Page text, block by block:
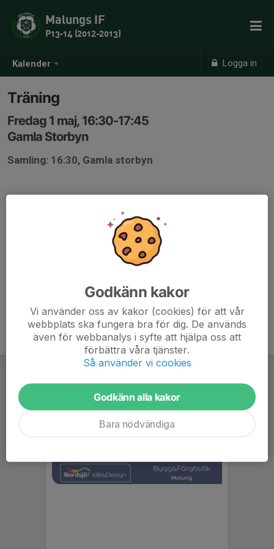
Kalender Logga in
Malungs IF
P13-14 (2012-2013)
Träning
Fredag 1 maj, 16:30-17:45
Gamla Storbyn
Samling: 16:30, Gamla storbyn
Godkänn kakor
Vi använder oss av kakor (cookies) för att vår
webbplats ska fungera bra för dig. De används
även för webbanalys i syfte att hjälpa oss att
förbättra våra tjänster.
Så använder vi cookies
Godkänn alla kakor
Bara nödvändiga